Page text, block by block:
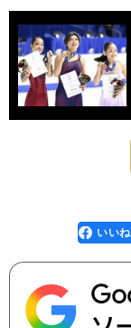
faceboo
k
いいね